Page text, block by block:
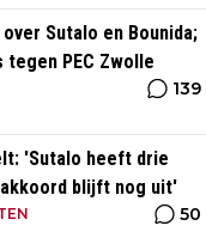
Sutalo en Bounida;
tegen PEC Zwolle
139
'Sutalo heeft drie
blijft nog uit'
50